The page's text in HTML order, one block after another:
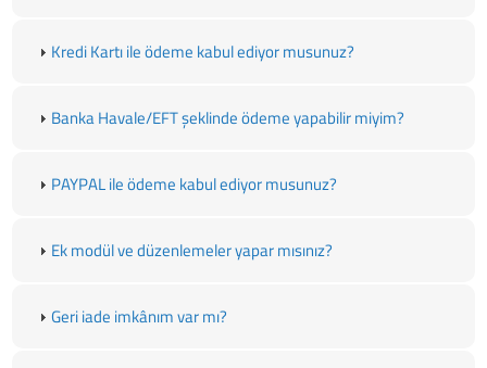
Kredi Kartı ile ödeme kabul ediyor musunuz?
Banka Havale/EFT şeklinde ödeme yapabilir miyim?
PAYPAL ile ödeme kabul ediyor musunuz?
Ek modül ve düzenlemeler yapar mısınız?
Geri iade imkânım var mı?